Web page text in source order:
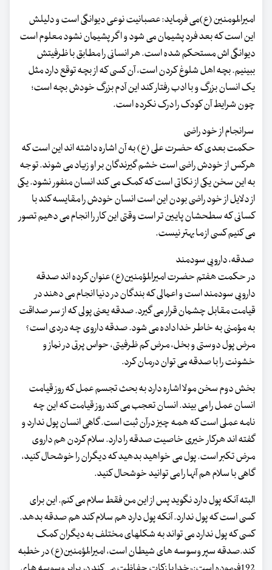
امیرالمومنین (ع)می فرماید: عصبانیت نوعی دیوانگی است و دلیلش
این است که بعد فرد پشیمان می شود و اگر پشیمان نشود معلوم است
دیوانگی اش مستحکم شده است. هر انسانی را مطابق با ظرفیتش
ببینیم. بچه اهل شلوغ کردن است، آن کسی که از بچه توقع دارد مثل
یک انسان بزرگ و با ادب رفتار کند این آدم بزرگ خودش بچه است؛
چون شرایط آن کودک را درک نکرده است.
سرانجام از خود راضی
حکمت بعدی که حضرت علی (ع) به آن اشاره داشته اند این است که
هرکس از خودش راضی است خشم گیرندگان بر او زیاد می شوند. توجه
به این سخن یکی از نکاتی است که کمک می کند انسان منفور نشود. یکی
از دلایل از خود راضی بودن این است انسان خودش را مقایسه کند با
کسانی که سطحشان پایین تر است وقتی این کار را انجام می دهیم تصور
می کنیم کسی از ما بهتر نیست.
صدقه، دارویی سودمند
در حکمت هفتم حضرت امیرالمؤمنین(ع) عنوان کرده اند صدقه
دارویی سودمند است و اعمالی که بندگان در دنیا انجام می دهند در
قیامت مقابل چشمان قرار می گیرد. صدقه یعنی پولی که از سر صداقت
به مؤمنی به خاطر خدا داده می شود. صدقه داروی چه دردی است؟
مرض پول دوستی و بخل، مرض کم ظرفیتی، حواس پرتی در نماز و
خشونت را با صدقه می توان درمان کرد.
بخش دوم سخن مولا اشاره دارد به بحث تجسم عمل که روز قیامت
انسان عمل را می بیند. انسان تعجب می کند روز قیامت که این چه
نامه عملی است که همه چیز درآن ثبت است. گاهی انسان پول ندارد و
گفته اند هرکار خیری خاصیت صدقه را دارد. سلام کردن هم داروی
مرض تکبر است. پول می خواهید بدهید که دیگران را خوشحال کنید،
گاهی با سلام هم آنها را می توانید خوشحال کنید.
البته آنکه پول دارد نگوید پس از این من فقط سلام می کنم. این برای
کسی است که پول ندارد. آنکه پول دارد هم سلام کند هم صدقه بدهد.
کسی که پول ندارد می تواند به شکلهای مختلف به دیگران کمک
کند.صدقه سپر وسوسه های شیطان است، امیرالمؤمنین(ع) در خطبه